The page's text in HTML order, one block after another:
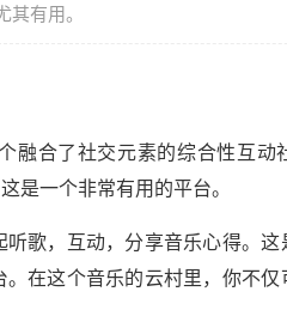
有用。
融合了社交元素的综合性互动
是一个非常有用的平台。
歌，互动，分享音乐心得。
在这个音乐的云村里，你不